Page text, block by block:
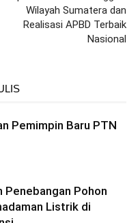
Wilayah Sumatera dan
Realisasi APBD Terbaik
Nasional
Pemimpin Baru PTN
Penebangan Pohon
Listrik di